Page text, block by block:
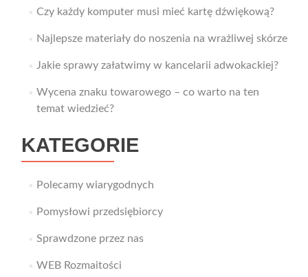
Czy każdy komputer musi mieć kartę dźwiękową?
Najlepsze materiały do noszenia na wrażliwej skórze
Jakie sprawy załatwimy w kancelarii adwokackiej?
Wycena znaku towarowego – co warto na ten
temat wiedzieć?
KATEGORIE
Polecamy wiarygodnych
Pomysłowi przedsiębiorcy
Sprawdzone przez nas
WEB Rozmaitości